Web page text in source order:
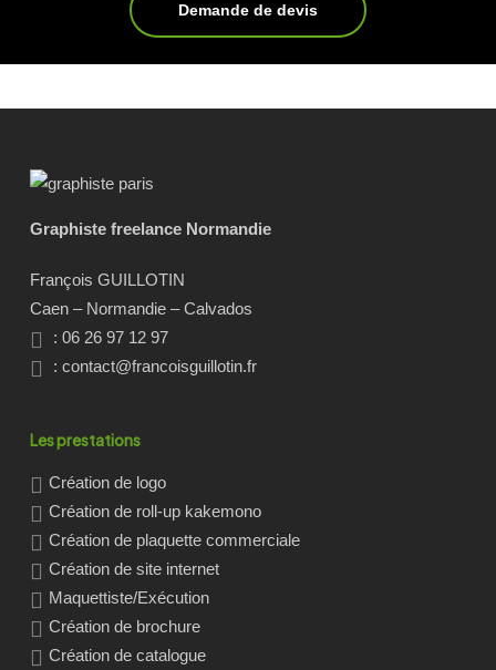
Demande de devis
Graphiste freelance Normandie
François GUILLOTIN
Caen – Normandie – Calvados
: 06 26 97 12 97
:contact@francoisguillotin.fr
Les prestations
Création de logo
Création de roll-up kakemono
Création de plaquette commerciale
Création de site internet
Maquettiste/Exécution
Création de brochure
Création de catalogue